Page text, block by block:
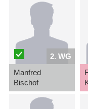
2. WG
Manfred
Bischof